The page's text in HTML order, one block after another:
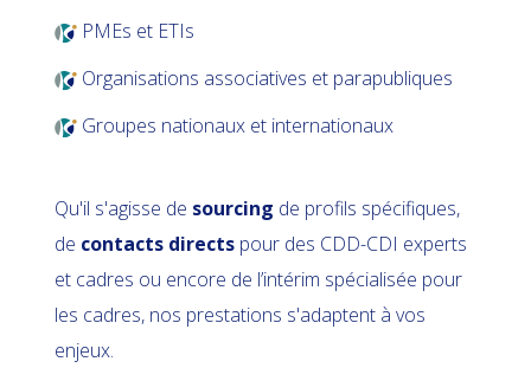
PMEs et ETIs
Organisations associatives et parapubliques
Groupes nationaux et internationaux
Qu'il s'agisse de sourcing de profils spécifiques,
de contacts directs pour des CDD-CDI experts
et cadres ou encore de l’intérim spécialisée pour
les cadres, nos prestations s'adaptent à vos
enjeux.